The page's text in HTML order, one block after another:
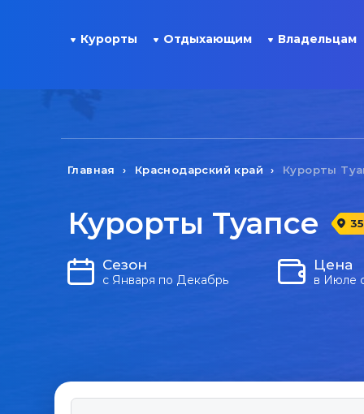
Курорты Отдыхающим Владельцам
Главная Краснодарский край Курорты
Курорты Туапсе
Сезон
с Января по Декабрь
Цена
в Июле